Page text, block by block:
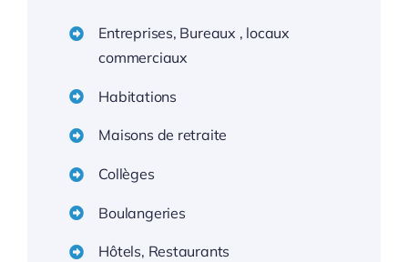
Entreprises, Bureaux , locaux
commerciaux
Habitations
Maisons de retraite
Collèges
Boulangeries
Hôtels, Restaurants